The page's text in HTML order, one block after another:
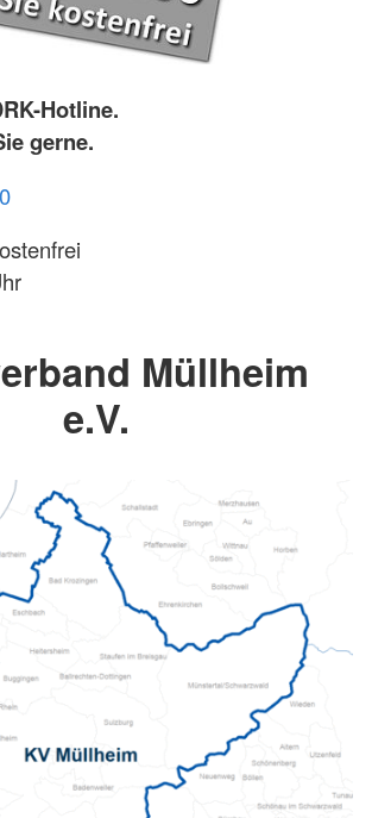
Hotline.
gerne.
Müllheim
e.V.